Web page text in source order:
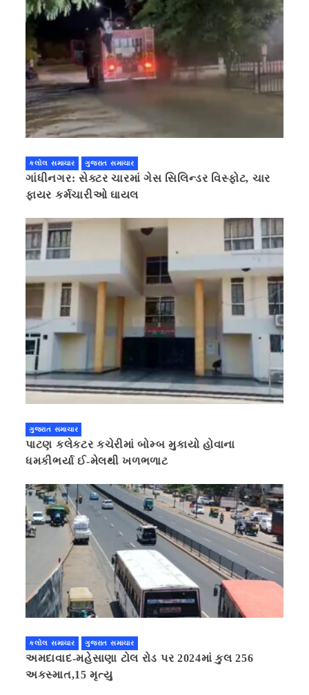
કલોલ સમાચાર ગુજરાત સમાચાર
ગાંધીનગર: સેક્ટર ચારમાં ગેસ સિલિન્ડર વિસ્ફોટ, ચાર
ફાયર કર્મચારીઓ ઘાયલ
ગુજરાત સમાચાર
પાટણ કલેકટર કચેરીમાં બોમ્બ મુકાયો હોવાના
ધમકીભર્યા ઈ-મેલથી ખળભળાટ
કલોલ સમાચાર ગુજરાત સમાચાર
અમદાવાદ-મહેસાણા ટોલ રોડ પર 2024માં કુલ 256
અકસ્માત,15 મૃત્યુ